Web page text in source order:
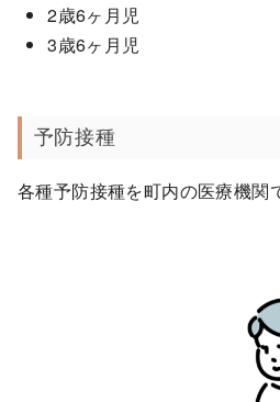
2歳6ヶ月児
3歳6ヶ月児
予防接種
各種予防接種を町内の医療機関